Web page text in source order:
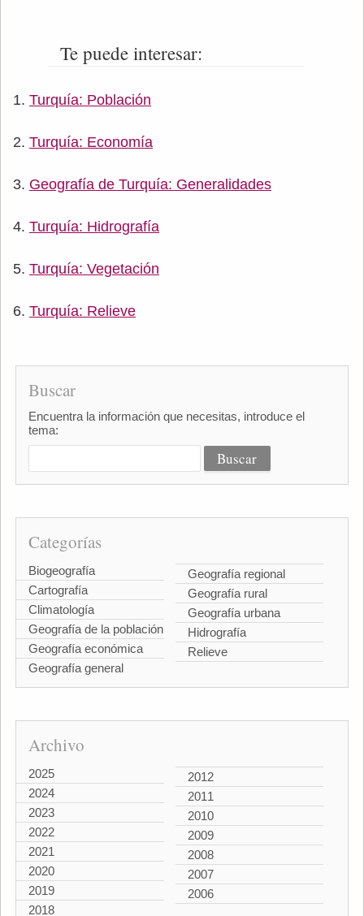
Te puede interesar:
Turquía: Población
Turquía: Economía
Geografía de Turquía: Generalidades
Turquía: Hidrografía
Turquía: Vegetación
Turquía: Relieve
Buscar
Encuentra la información que necesitas, introduce el
tema:
Categorías
Biogeografía
Cartografía
Climatología
Geografía de la población
Geografía económica
Geografía general
Geografía regional
Geografía rural
Geografía urbana
Hidrografía
Relieve
Archivo
2025
2024
2023
2022
2021
2020
2019
2018
2012
2011
2010
2009
2008
2007
2006